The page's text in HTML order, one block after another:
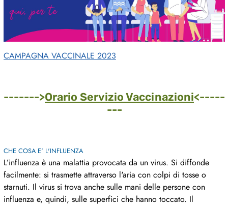
CAMPAGNA VACCINALE 2023
------->Orario Servizio Vaccinazioni<-----
---
CHE COSA E' L'INFLUENZA
L’influenza è una malattia provocata da un virus. Si diffonde
facilmente: si trasmette attraverso l'aria con colpi di tosse o
starnuti. Il virus si trova anche sulle mani delle persone con
influenza e, quindi, sulle superfici che hanno toccato. Il